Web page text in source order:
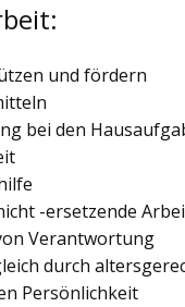
und fördern
bei den
-ersetzende
Verantwortung
durch
Persönlichkeit